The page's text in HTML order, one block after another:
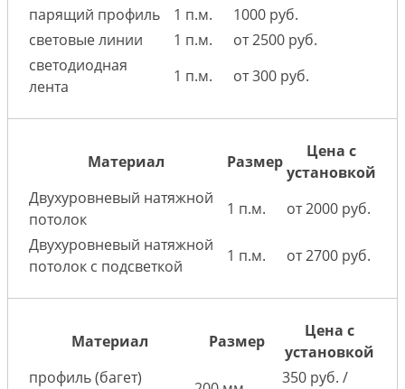
парящий профиль
1 п.м.
1000 руб.
световые линии
1 п.м.
от 2500 руб.
светодиодная
лента
1 п.м. от 300 руб.
Материал Размер
Цена с
установкой
Двухуровневый натяжной
потолок
1 п.м.
от 2000 руб.
Двухуровневый натяжной
потолок с подсветкой
1 п.м. от 2700 руб.
Материал Размер
Цена с
установкой
профиль (багет)
350 руб. /